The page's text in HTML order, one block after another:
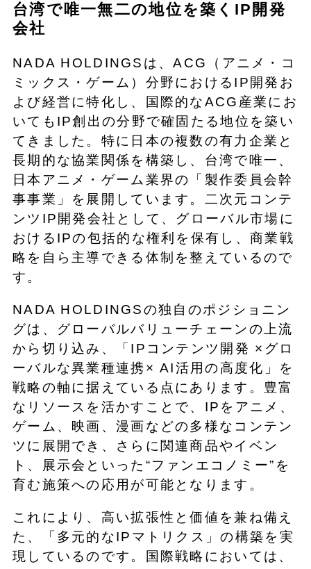
台湾で唯一無二の地位を築くIP開発
会社
NADA HOLDINGSは、ACG（アニメ・コ
ミックス・ゲーム）分野におけるIP開発お
よび経営に特化し、国際的なACG産業にお
いてもIP創出の分野で確固たる地位を築い
てきました。特に日本の複数の有力企業と
長期的な協業関係を構築し、台湾で唯一、
日本アニメ・ゲーム業界の「製作委員会幹
事事業」を展開しています。二次元コンテ
ンツIP開発会社として、グローバル市場に
おけるIPの包括的な権利を保有し、商業戦
略を自ら主導できる体制を整えているので
す。
NADA HOLDINGSの独自のポジショニン
グは、グローバルバリューチェーンの上流
から切り込み、「IPコンテンツ開発 ×グロ
ーバルな異業種連携× AI活用の高度化」を
戦略の軸に据えている点にあります。豊富
なリソースを活かすことで、IPをアニメ、
ゲーム、映画、漫画などの多様なコンテン
ツに展開でき、さらに関連商品やイベン
ト、展示会といった“ファンエコノミー”を
育む施策への応用が可能となります。
これにより、高い拡張性と価値を兼ね備え
た、「多元的なIPマトリクス」の構築を実
現しているのです。国際戦略においては、